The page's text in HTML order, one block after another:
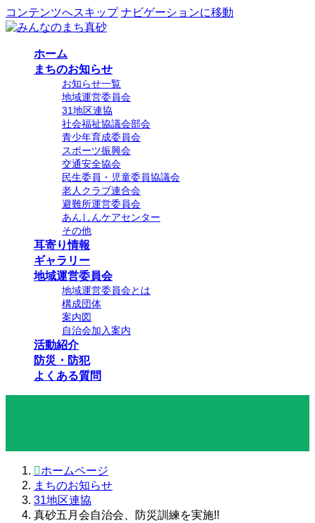
コンテンツへスキップ ナビゲーションに移動
ホーム
まちのお知らせ
お知らせ一覧
地域運営委員会
31地区連協
社会福祉協議会部会
青少年育成委員会
スポーツ振興会
交通安全協会
民生委員・児童委員協議会
老人クラブ連合会
避難所運営委員会
あんしんケアセンター
その他
耳寄り情報
ギャラリー
地域運営委員会
地域運営委員会とは
構成団体
案内図
自治会加入案内
活動紹介
防災・防犯
よくある質問
ホームページ
まちのお知らせ
31地区連協
真砂五月会自治会、防災訓練を実施!!